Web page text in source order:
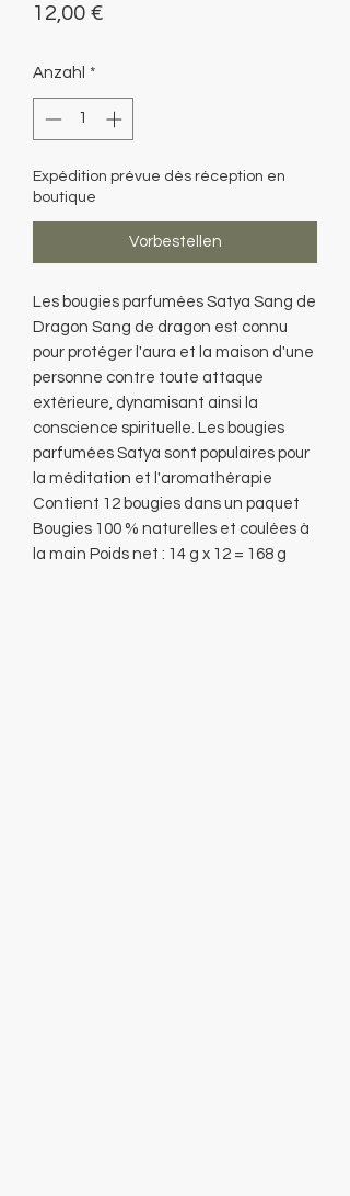
12,00 €Preis
Anzahl *
Expédition prévue dès réception en
boutique
Vorbestellen
Les bougies parfumées Satya Sang de
Dragon Sang de dragon est connu
pour protéger l'aura et la maison d'une
personne contre toute attaque
extérieure, dynamisant ainsi la
conscience spirituelle. Les bougies
parfumées Satya sont populaires pour
la méditation et l'aromathérapie
Contient 12 bougies dans un paquet
Bougies 100 % naturelles et coulées à
la main Poids net : 14 g x 12 = 168 g